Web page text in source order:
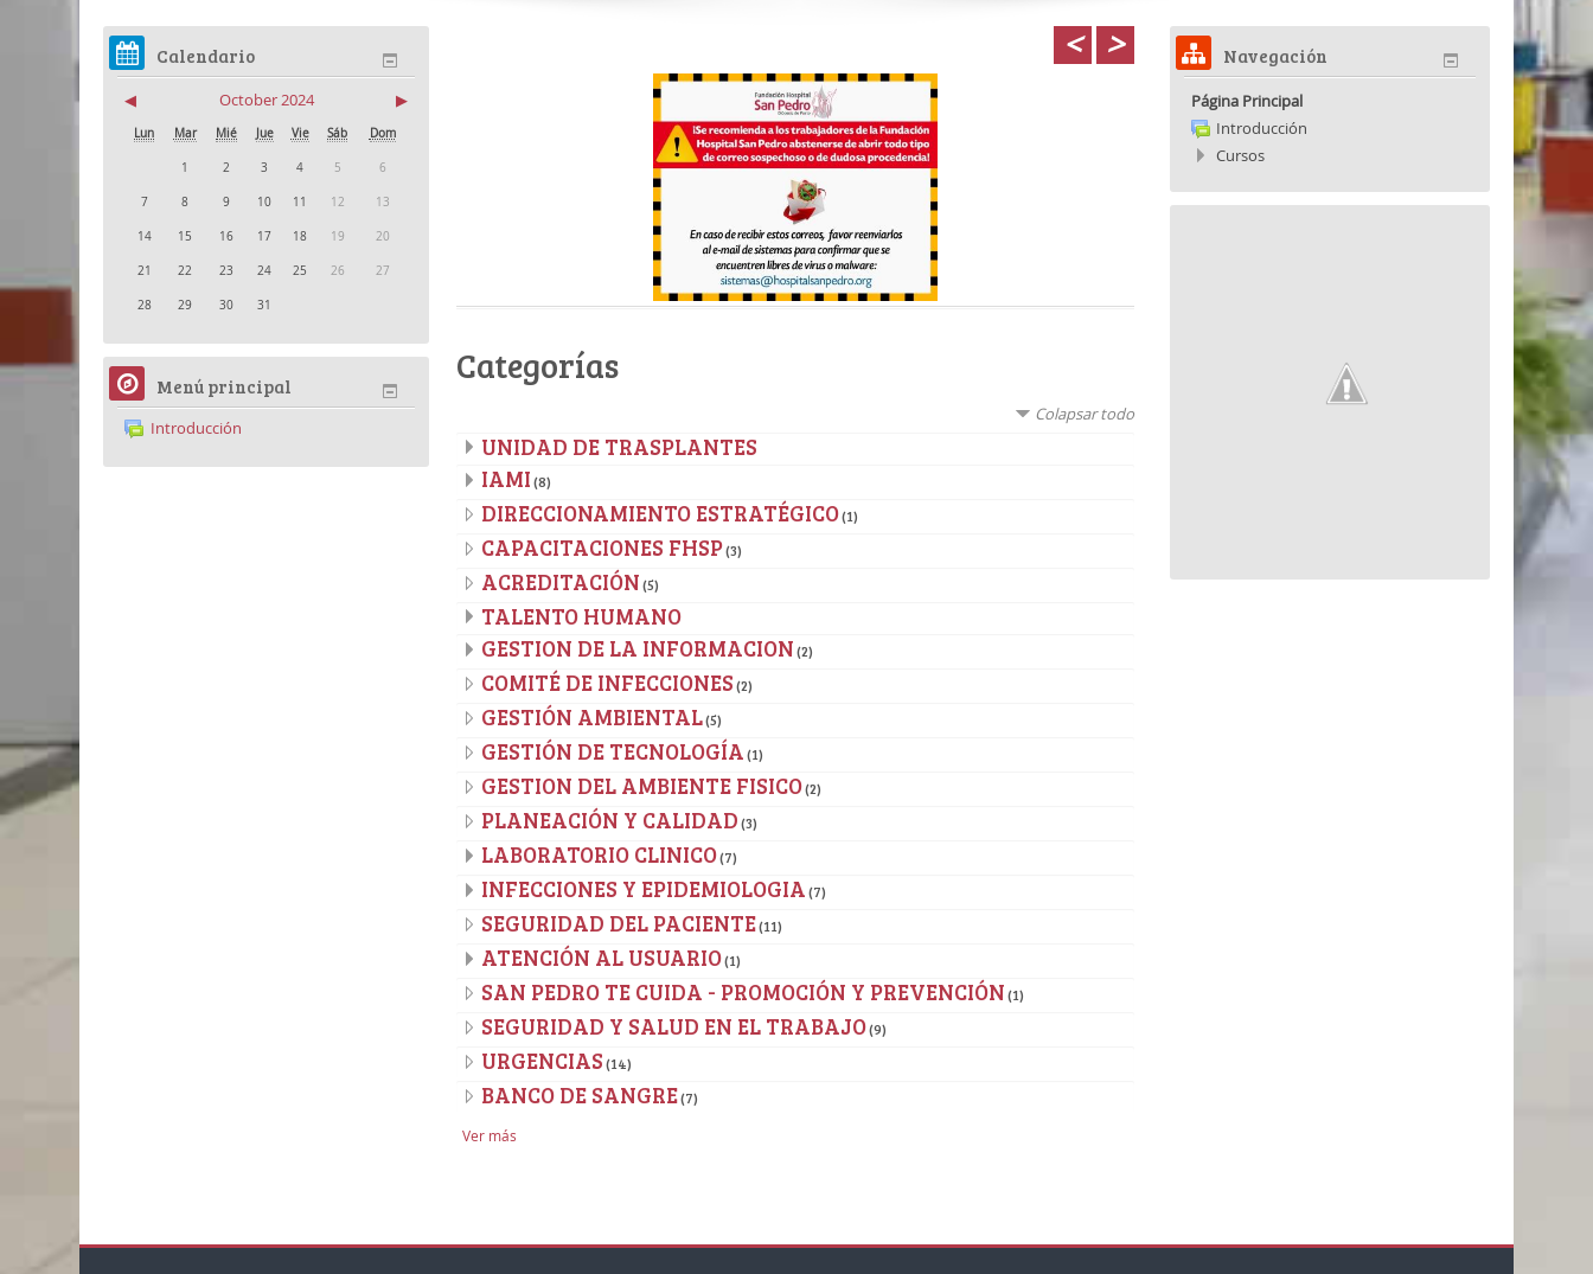
< >
Categorías
Colapsar todo
UNIDAD DE TRASPLANTES
IAMI(8)
DIRECCIONAMIENTO ESTRATÉGICO(1)
CAPACITACIONES FHSP(3)
ACREDITACIÓN(5)
TALENTO HUMANO
GESTION DE LA INFORMACION(2)
COMITÉ DE INFECCIONES(2)
GESTIÓN AMBIENTAL(5)
GESTIÓN DE TECNOLOGÍA(1)
GESTION DEL AMBIENTE FISICO(2)
PLANEACIÓN Y CALIDAD(3)
LABORATORIO CLINICO(7)
INFECCIONES Y EPIDEMIOLOGIA(7)
SEGURIDAD DEL PACIENTE(11)
ATENCIÓN AL USUARIO(1)
SAN PEDRO TE CUIDA - PROMOCIÓN Y PREVENCIÓN(1)
SEGURIDAD Y SALUD EN EL TRABAJO(9)
URGENCIAS(14)
BANCO DE SANGRE(7)
Ver más
Calendario
◀ October 2024 ▶
Lun Mar Mié Jue Vie Sáb Dom
1 2 3 4 5 6
7 8 9 10 11 12 13
14 15 16 17 18 19 20
21 22 23 24 25 26 27
28 29 30 31
Menú principal
Introducción
Navegación
Página Principal
Introducción
Cursos